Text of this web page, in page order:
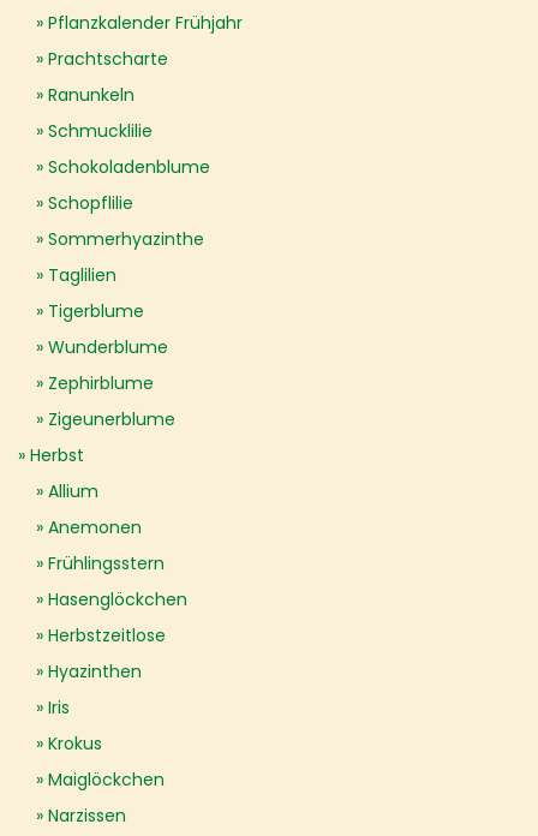
Pflanzkalender Frühjahr
Prachtscharte
Ranunkeln
Schmucklilie
Schokoladenblume
Schopflilie
Sommerhyazinthe
Taglilien
Tigerblume
Wunderblume
Zephirblume
Zigeunerblume
Herbst
Allium
Anemonen
Frühlingsstern
Hasenglöckchen
Herbstzeitlose
Hyazinthen
Iris
Krokus
Maiglöckchen
Narzissen